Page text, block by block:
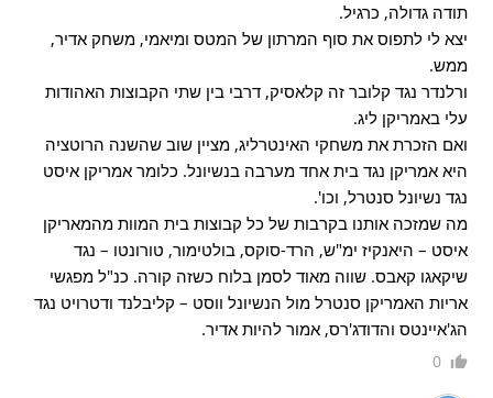
תודה גדולה, כרגיל.
יצא לי לתפוס את סוף המרתון של המטס ומיאמי, משחק אדיר,
ממש.
ורלנדר נגד קלובר זה קלאסיק, דרבי בין שתי הקבוצות האהודות
עלי באמריקן ליג.
ואם הזכרת את משחקי האינטרליג, מציין שוב שהשנה הרוטציה
היא אמריקן נגד בית אחד מערבה בנשיונל. כלומר אמריקן איסט
נגד נשיונל סנטרל, וכו'.
מה שמזכה אותנו בקרבות של כל קבוצות בית המוות מהמאריקן
איסט – היאנקיז ימ"ש, הרד-סוקס, בולטימור, טורונטו – נגד
שיקאגו קאבס. שווה מאוד לסמן בלוח כשזה קורה. כנ"ל מפגשי
אריות האמריקן סנטרל מול הנשיונל ווסט – קליבלנד ודטרויט נגד
הג'איינטס והדודג'רס, אמור להיות אדיר.
0